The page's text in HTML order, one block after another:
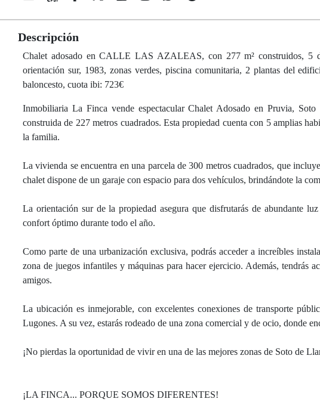
Descripción
Chalet adosado en CALLE LAS AZALEAS, con 277 m² construidos, 5
orientación sur, 1983, zonas verdes, piscina comunitaria, 2 plantas del
baloncesto, cuota ibi: 723€
Inmobiliaria La Finca vende espectacular Chalet Adosado en Pruvia,
construida de 227 metros cuadrados. Esta propiedad cuenta con 5 amplias
la familia.
La vivienda se encuentra en una parcela de 300 metros cuadrados, que
chalet dispone de un garaje con espacio para dos vehículos, brindándote la
La orientación sur de la propiedad asegura que disfrutarás de abundante
confort óptimo durante todo el año.
Como parte de una urbanización exclusiva, podrás acceder a increíbles
zona de juegos infantiles y máquinas para hacer ejercicio. Además,
amigos.
La ubicación es inmejorable, con excelentes conexiones de transporte
Lugones. A su vez, estarás rodeado de una zona comercial y de ocio, donde
¡No pierdas la oportunidad de vivir en una de las mejores zonas de Soto de
¡LA FINCA... PORQUE SOMOS DIFERENTES!